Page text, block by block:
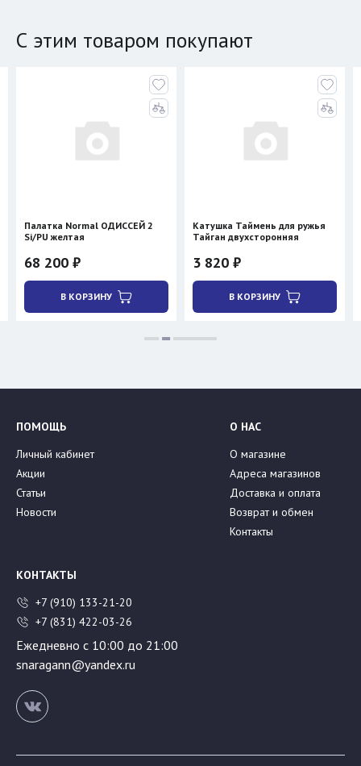
С этим товаром покупают
Палатка Normal ОДИССЕЙ 2
Si/PU желтая
68 200 ₽
В КОРЗИНУ
Катушка Таймень для ружья
Тайган двухсторонняя
3 820 ₽
В КОРЗИНУ
ПОМОЩЬ
Личный кабинет
Акции
Статьи
Новости
О НАС
О магазине
Адреса магазинов
Доставка и оплата
Возврат и обмен
Контакты
КОНТАКТЫ
+7 (910) 133-21-20
+7 (831) 422-03-26
Ежедневно с 10:00 до 21:00
snaragann@yandex.ru